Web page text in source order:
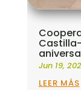
Jun 19,
LEER MÁS